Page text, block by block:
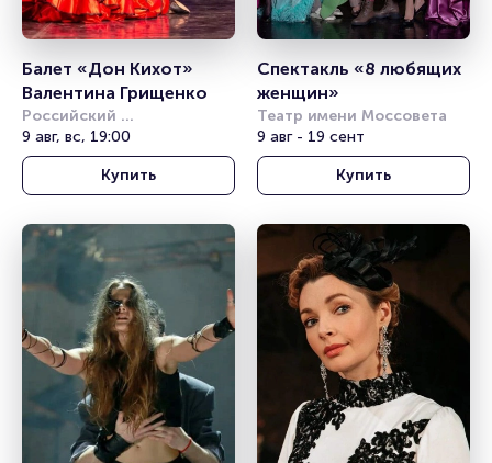
Балет «Дон Кихот»
Валентина Грищенко
Российский
академический
молодёжный театр (РАМТ)
9 авг, вс, 19:00
Купить
Спектакль «8 любящих
женщин»
Театр имени Моссовета
9 авг - 19 сент
Купить